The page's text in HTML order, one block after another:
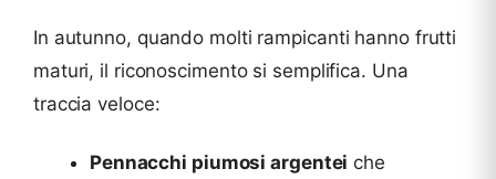
In autunno, quando molti rampicanti hanno frutti
maturi, il riconoscimento si semplifica. Una
traccia veloce:
Pennacchi piumosi argentei che